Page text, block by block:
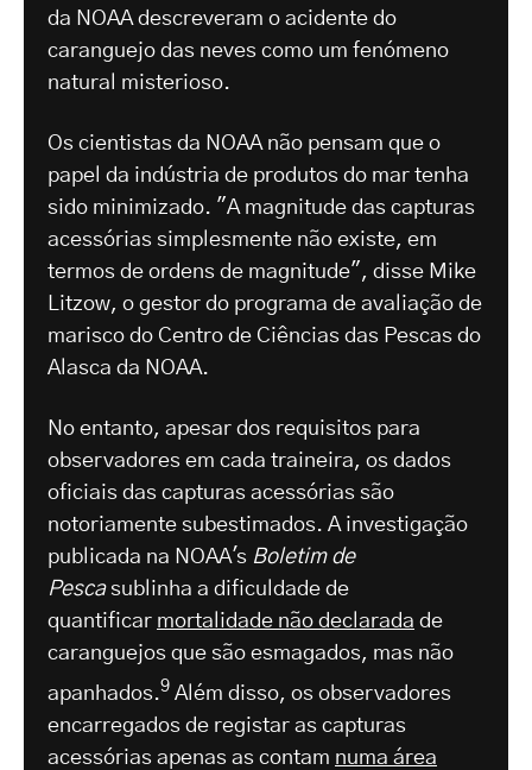
da NOAA descreveram o acidente do
caranguejo das neves como um fenómeno
natural misterioso.
Os cientistas da NOAA não pensam que o
papel da indústria de produtos do mar tenha
sido minimizado. "A magnitude das capturas
acessórias simplesmente não existe, em
termos de ordens de magnitude", disse Mike
Litzow, o gestor do programa de avaliação de
marisco do Centro de Ciências das Pescas do
Alasca da NOAA.
No entanto, apesar dos requisitos para
observadores em cada traineira, os dados
oficiais das capturas acessórias são
notoriamente subestimados. A investigação
publicada na NOAA's Boletim de
Pescasublinha a dificuldade de
quantificar mortalidade não declarada de
caranguejos que são esmagados, mas não
apanhados.9 Além disso, os observadores
encarregados de registar as capturas
acessórias apenas as contam numa área